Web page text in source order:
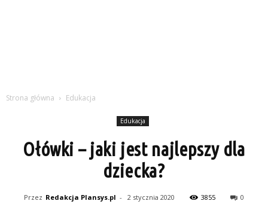
Strona główna Edukacja
Edukacja
Ołówki – jaki jest najlepszy dla
dziecka?
Przez Redakcja Plansys.pl - 2 stycznia 2020 3855 0